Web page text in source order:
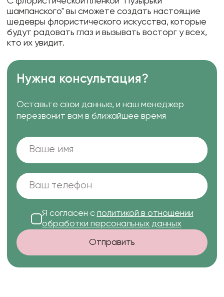
шампанского" вы сможете создать настоящие
шедевры флористического искусства, которые
будут радовать глаз и вызывать восторг у всех,
кто их увидит.
Нужна консультация?
Оставьте свои данные, и наш менеджер
перезвонит вам в ближайшее время
Я согласен с политикой в отношении
обработки персональных данных
Отправить